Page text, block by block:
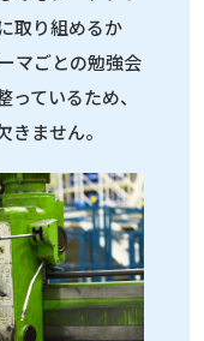
取り組めるか
マごとの勉強会
ているため、
ません。